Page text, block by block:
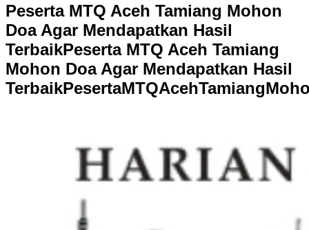
Peserta MTQ Aceh Tamiang Mohon
Doa Agar Mendapatkan Hasil
TerbaikPeserta MTQ Aceh Tamiang
Mohon Doa Agar Mendapatkan Hasil
TerbaikPesertaMTQAcehTamiangMoh